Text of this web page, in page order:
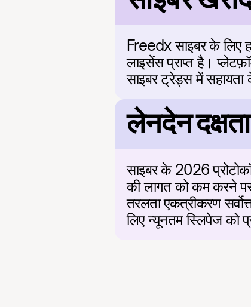
Freedx साइबर के लिए
लाइसेंस प्राप्त है।
साइबर ट्रेड्स में
लेनदेन दक्षता
साइबर के 2026
की लागत को कम करने
तरलता एकत्रीकरण
लिए न्यूनतम स्लिपेज को